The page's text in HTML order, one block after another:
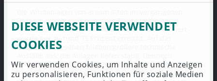
DIESE WEBSEITE VERWENDET
COOKIES
Wir verwenden Cookies, um Inhalte und Anzeigen
zu personalisieren, Funktionen für soziale Medien
Dezember abermals unter der Flaute und einer
teilweisen Vereisung von Rotorblättern. Der Sollwert
Gesamtjahr gesehen blieben größere technische
konnten die windstarken Herbstmonate nicht die sehr
windschwachen Monate Februar bis April, August sowie